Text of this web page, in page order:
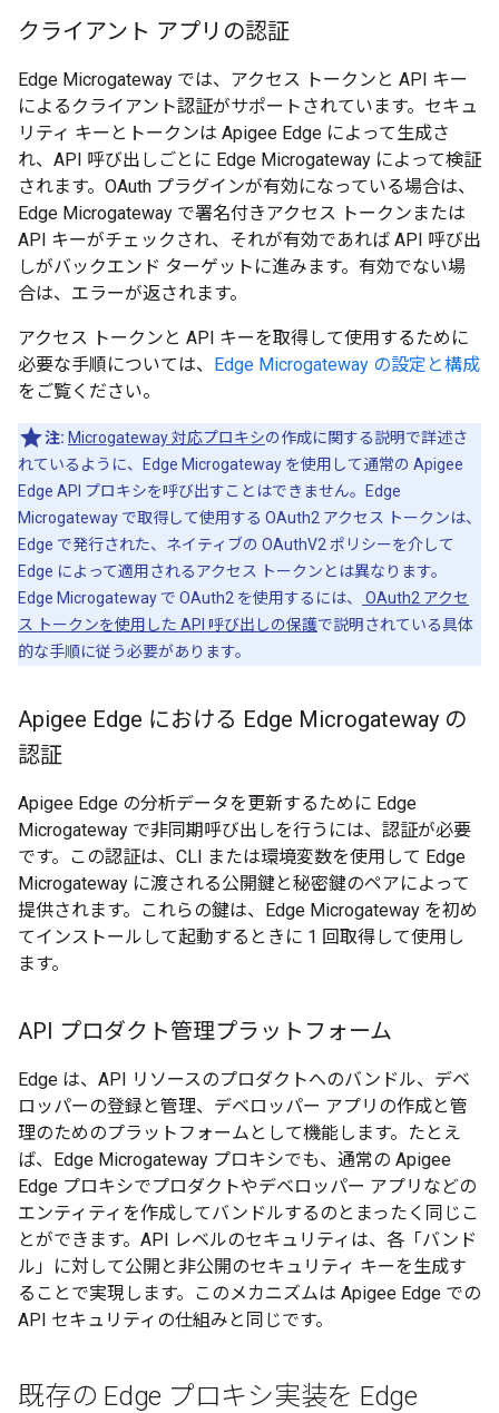
クライアント アプリの認証
Edge Microgateway では、アクセス トークンと API キー
によるクライアント認証がサポートされています。セキュ
リティ キーとトークンは Apigee Edge によって生成さ
れ、API 呼び出しごとに Edge Microgateway によって検証
されます。OAuth プラグインが有効になっている場合は、
Edge Microgateway で署名付きアクセス トークンまたは
API キーがチェックされ、それが有効であれば API 呼び出
しがバックエンド ターゲットに進みます。有効でない場
合は、エラーが返されます。
アクセス トークンと API キーを取得して使用するために
必要な手順については、 Edge Microgateway の設定と構成
をご覧ください。
注: Microgateway 対応プロキシの作成に関する説明で詳述さ
れているように、Edge Microgateway を使用して通常の Apigee
Edge API プロキシを呼び出すことはできません。Edge
Microgateway で取得して使用する OAuth2 アクセス トークンは、
Edge で発行された、ネイティブの OAuthV2 ポリシーを介して
Edge によって適用されるアクセス トークンとは異なります。
Edge Microgateway で OAuth2 を使用するには、
OAuth2 アクセ
ス トークンを使用した API 呼び出しの保護で説明されている具体
的な手順に従う必要があります。
Apigee Edge における Edge Microgateway の
認証
Apigee Edge の分析データを更新するために Edge
Microgateway で非同期呼び出しを行うには、認証が必要
です。この認証は、CLI または環境変数を使用して Edge
Microgateway に渡される公開鍵と秘密鍵のペアによって
提供されます。これらの鍵は、Edge Microgateway を初め
てインストールして起動するときに 1 回取得して使用し
ます。
API プロダクト管理プラットフォーム
Edge は、API リソースのプロダクトへのバンドル、デベ
ロッパーの登録と管理、デベロッパー アプリの作成と管
理のためのプラットフォームとして機能します。たとえ
ば、Edge Microgateway プロキシでも、通常の Apigee
Edge プロキシでプロダクトやデベロッパー アプリなどの
エンティティを作成してバンドルするのとまったく同じこ
とができます。API レベルのセキュリティは、各「バンド
ル」に対して公開と非公開のセキュリティ キーを生成す
ることで実現します。このメカニズムは Apigee Edge での
API セキュリティの仕組みと同じです。
既存の Edge プロキシ実装を Edge